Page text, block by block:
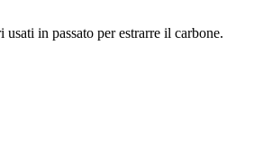
in passato per estrarre il carbone.